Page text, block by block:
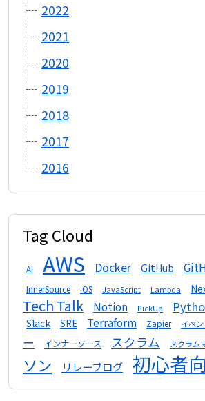
2022
2021
2020
2019
2018
2017
2016
Tag Cloud
AI AWS Docker GitHub
InnerSource iOS JavaScript Lambda
Tech Talk
Notion PickUp
Slack SRE Terraform Zapier イベン
ー
インナーソース スクラム スクラム
ソン
リレーブログ 初心者